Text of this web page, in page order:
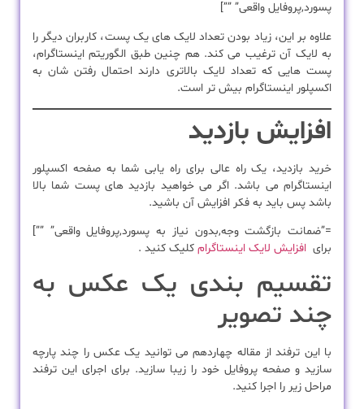
پسورد,پروفایل واقعی” ””]
علاوه بر این، زیاد بودن تعداد لایک های یک پست، کاربران دیگر را
به لایک آن ترغیب می کند. هم چنین طبق الگوریتم اینستاگرام،
پست هایی که تعداد لایک بالاتری دارند احتمال رفتن شان به
اکسپلور اینستاگرام بیش تر است.
افزایش بازدید
خرید بازدید، یک راه عالی برای راه یابی شما به صفحه اکسپلور
اینستاگرام می باشد. اگر می خواهید بازدید های پست شما بالا
باشد پس باید به فکر افزایش آن باشید.
=”ضمانت بازگشت وجه,بدون نیاز به پسورد,پروفایل واقعی” ””]
برای افزایش لایک اینستاگرام کلیک کنید .
تقسیم بندی یک عکس به
چند تصویر
با این ترفند از مقاله چهاردهم می توانید یک عکس را چند پارچه
سازید و صفحه پروفایل خود را زیبا سازید. برای اجرای این ترفند
مراحل زیر را اجرا کنید.